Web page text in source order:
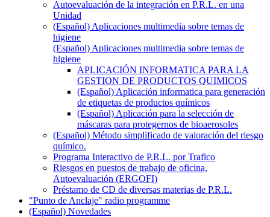
Autoevaluación de la integración en P.R.L. en una
Unidad
(Español) Aplicaciones multimedia sobre temas de
higiene
(Español) Aplicaciones multimedia sobre temas de
higiene
APLICACIÓN INFORMATICA PARA LA
GESTION DE PRODUCTOS QUIMICOS
(Español) Aplicación informatica para generación
de etiquetas de productos químicos
(Español) Aplicación para la selección de
máscaras para protegernos de bioaerosoles
(Español) Método simplificado de valoración del riesgo
químico.
Programa Interactivo de P.R.L. por Trafico
Riesgos en puestos de trabajo de oficina,
Autoevaluación (ERGOFI)
Préstamo de CD de diversas materias de P.R.L.
"Punto de Anclaje" radio programme
(Español) Novedades